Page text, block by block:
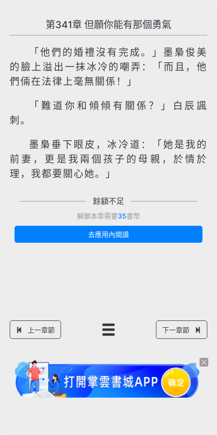
第341章 但願你能有那個勇氣
「他們的婚禮沒有完成。」墨梟俊美
的臉上溢出一抹冰冷的嘲弄：「而且，他
們倆在法律上毫無關係！」
「難道你和傾傾有關係？」白辰諷
刺。
墨梟垂下眼皮，冰冷道：「她是我的
前妻，更是我兩個孩子的母親，於情於
理，我都要關心她。」
餘額不足
解鎖本章需要35書幣
去應用內閱讀
上一章節 下一章節